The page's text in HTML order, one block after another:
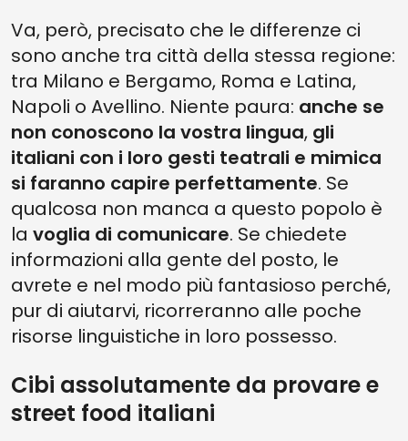
Va, però, precisato che le differenze ci
sono anche tra città della stessa regione:
tra Milano e Bergamo, Roma e Latina,
Napoli o Avellino. Niente paura: anche se
non conoscono la vostra lingua, gli
italiani con i loro gesti teatrali e mimica
si faranno capire perfettamente. Se
qualcosa non manca a questo popolo è
la voglia di comunicare. Se chiedete
informazioni alla gente del posto, le
avrete e nel modo più fantasioso perché,
pur di aiutarvi, ricorreranno alle poche
risorse linguistiche in loro possesso.
Cibi assolutamente da provare e
street food italiani